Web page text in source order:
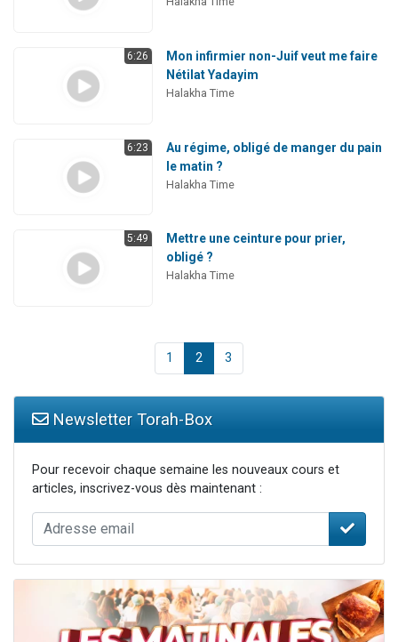
6:26
Mon infirmier non-Juif veut me faire
Nétilat Yadayim
Halakha Time
6:23
Au régime, obligé de manger du pain
le matin ?
Halakha Time
5:49
Mettre une ceinture pour prier,
obligé ?
Halakha Time
1 2 3
Newsletter Torah-Box
Pour recevoir chaque semaine les nouveaux cours et
articles, inscrivez-vous dès maintenant :